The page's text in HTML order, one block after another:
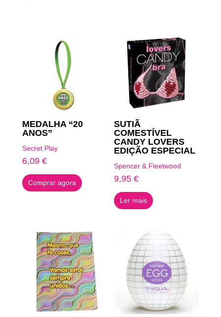
MEDALHA “20
ANOS”
Secret Play
6,09 €
Comprar agora
SUTIÃ
COMESTÍVEL
CANDY LOVERS
EDIÇÃO ESPECIAL
Spencer & Fleetwood
9,95€
Ler mais